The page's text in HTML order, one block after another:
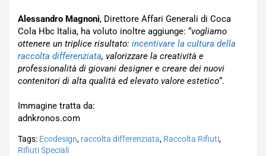
Alessandro Magnoni, Direttore Affari Generali di Coca
Cola Hbc Italia, ha voluto inoltre aggiunge: “vogliamo
ottenere un triplice risultato: incentivare la cultura della
raccolta differenziata, valorizzare la creatività e
professionalità di giovani designer e creare dei nuovi
contenitori di alta qualità ed elevato valore estetico“.
Immagine tratta da:
adnkronos.com
Tags: Ecodesign, raccolta differenziata, Raccolta Rifiuti,
Rifiuti Speciali